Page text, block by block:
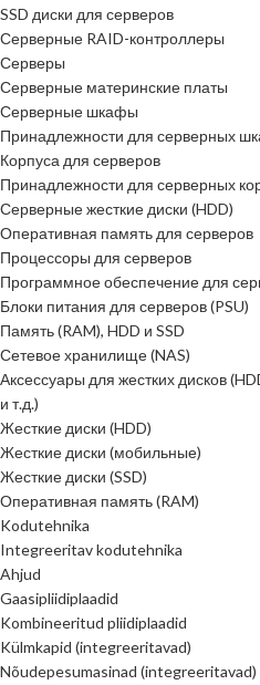
SSD диски для серверов
Серверные RAID-контроллеры
Серверы
Серверные материнские платы
Серверные шкафы
Принадлежности для серверных
Корпуса для серверов
Принадлежности для серверных
Серверные жесткие диски (HDD)
Оперативная память для серверов
Процессоры для серверов
Программное обеспечение для
Блоки питания для серверов (PSU)
Память (RAM), HDD и SSD
Сетевое хранилище (NAS)
Аксессуары для жестких дисков
и т.д.)
Жесткие диски (HDD)
Жесткие диски (мобильные)
Жесткие диски (SSD)
Оперативная память (RAM)
Kodutehnika
Integreeritav kodutehnika
Ahjud
Gaasipliidiplaadid
Kombineeritud pliidiplaadid
Külmkapid (integreeritavad)
Nõudepesumasinad (integreeritavad)